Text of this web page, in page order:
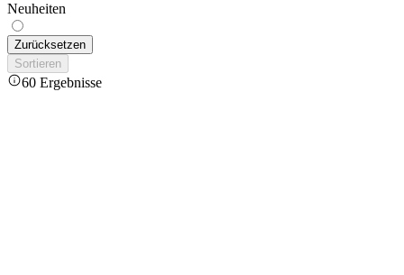
Neuheiten
Zurücksetzen
Sortieren
60 Ergebnisse